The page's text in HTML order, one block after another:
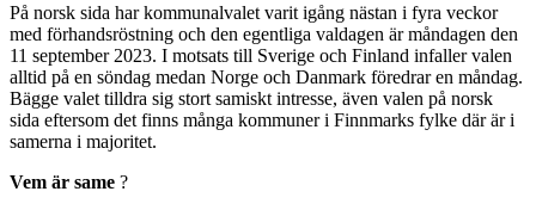
På norsk sida har kommunalvalet varit igång nästan i fyra veckor
med förhandsröstning och den egentliga valdagen är måndagen den
11 september 2023. I motsats till Sverige och Finland infaller valen
alltid på en söndag medan Norge och Danmark föredrar en måndag.
Bägge valet tilldra sig stort samiskt intresse, även valen på norsk
sida eftersom det finns många kommuner i Finnmarks fylke där är i
samerna i majoritet.
Vem är same ?